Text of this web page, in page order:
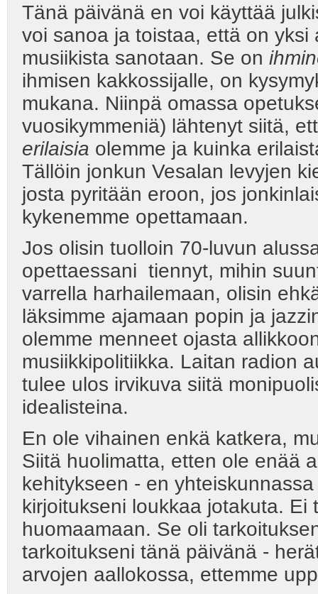
Tänä päivänä en voi käyttää
voi sanoa ja toistaa, että on
musiikista sanotaan. Se on
ihmisen kakkossijalle, on
mukana. Niinpä omassa
vuosikymmeniä) lähtenyt siitä,
erilaisia olemme ja kuinka
Tällöin jonkun Vesalan levyjen
josta pyritään eroon, jos
kykenemme opettamaan.
Jos olisin tuolloin 70-luvun
opettaessani tiennyt, mihin
varrella harhailemaan, olisin
läksimme ajamaan popin ja
olemme menneet ojasta
musiikkipolitiikka. Laitan radion
tulee ulos irvikuva siitä
idealisteina.
En ole vihainen enkä katkera,
Siitä huolimatta, etten ole enää
kehitykseen - en
kirjoitukseni loukkaa jotakuta.
huomaamaan. Se oli
tarkoitukseni tänä päivänä -
arvojen aallokossa, ettemme